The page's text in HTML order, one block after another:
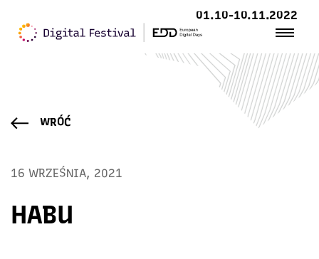
01.10-10.11.2022
WRÓĆ
16 WRZEŚNIA, 2021
HABU